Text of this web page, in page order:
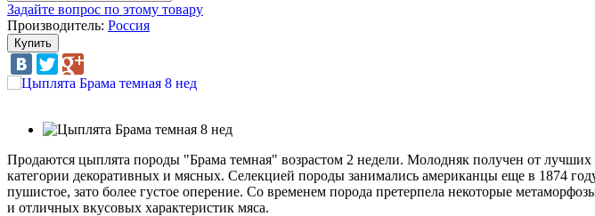
Задайте вопрос по этому товару
Производитель: Россия
Продаются цыплята породы "Брама темная" возрастом 2 недели. Молодняк получен от
категории декоративных и мясных. Селекцией породы занимались американцы еще в 1874
пушистое, зато более густое оперение. Со временем порода претерпела некоторые
и отличных вкусовых характеристик мяса.